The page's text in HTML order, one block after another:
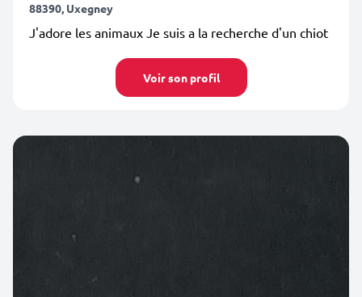
88390, Uxegney
J'adore les animaux Je suis a la recherche d'un chiot
Voir son profil